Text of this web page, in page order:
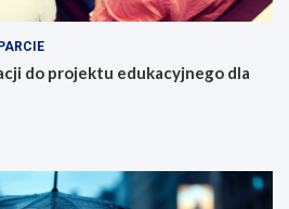
do projektu edukacyjnego dla